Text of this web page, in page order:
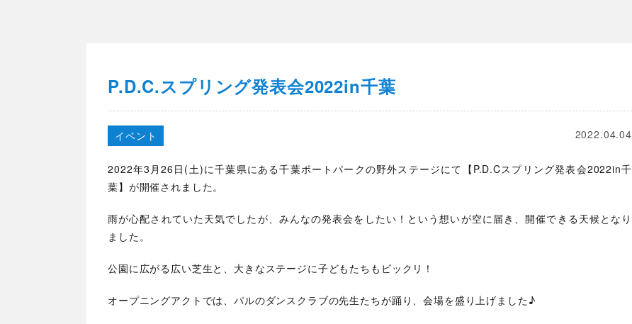
P.D.C.スプリング発表会2022in千葉
2022.04.04
イベント
2022年3月26日(土)に千葉県にある千葉ポートパークの野外ステージにて【P.D.Cスプリング発表会2022in千
葉】が開催されました。
雨が心配されていた天気でしたが、みんなの発表会をしたい！という想いが空に届き、開催できる天候となり
ました。
公園に広がる広い芝生と、大きなステージに子どもたちもビックリ！
オープニングアクトでは、パルのダンスクラブの先生たちが踊り、会場を盛り上げました♪